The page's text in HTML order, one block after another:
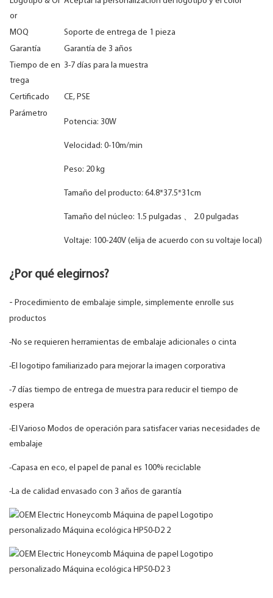
or
MOQ
Soporte de entrega de 1 pieza
Garantía
Garantía de 3 años
Tiempo de en
trega
3-7 días para la muestra
Certificado
CE, PSE
Parámetro
Potencia: 30W
Velocidad: 0-10m/min
Peso: 20 kg
Tamaño del producto: 64.8*37.5*31cm
Tamaño del núcleo: 1.5 pulgadas 、 2.0 pulgadas
Voltaje: 100-240V (elija de acuerdo con su voltaje local)
¿Por qué elegirnos?
- Procedimiento de embalaje simple, simplemente enrolle sus
productos
-No se requieren herramientas de embalaje adicionales o cinta
-El logotipo familiarizado para mejorar la imagen corporativa
-7 días tiempo de entrega de muestra para reducir el tiempo de
espera
-El Varioso Modos de operación para satisfacer varias necesidades de
embalaje
-Capasa en eco, el papel de panal es 100% reciclable
-La de calidad envasado con 3 años de garantía